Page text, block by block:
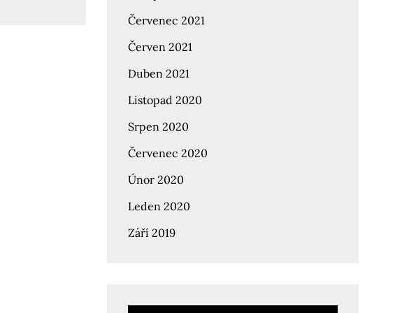
Červenec 2021
Červen 2021
Duben 2021
Listopad 2020
Srpen 2020
Červenec 2020
Únor 2020
Leden 2020
Září 2019